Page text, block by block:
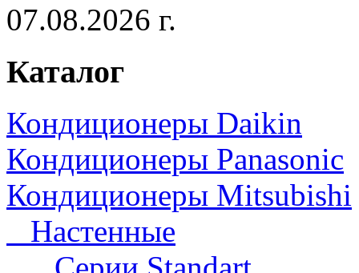
07.08.2026 г.
Каталог
Кондиционеры Daikin
Кондиционеры Panasonic
Кондиционеры Mitsubishi
Настенные